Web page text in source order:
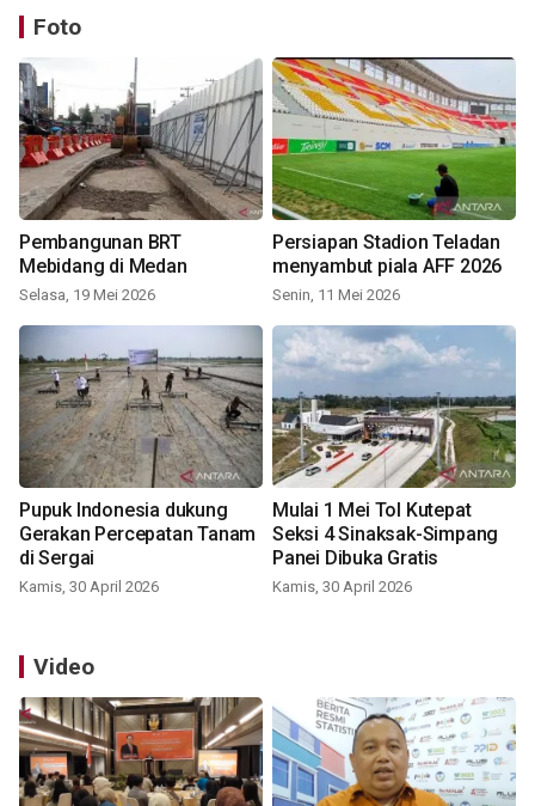
Foto
Pembangunan BRT
Mebidang di Medan
Selasa, 19 Mei 2026
Persiapan Stadion Teladan
menyambut piala AFF 2026
Senin, 11 Mei 2026
Pupuk Indonesia dukung
Gerakan Percepatan Tanam
di Sergai
Kamis, 30 April 2026
Mulai 1 Mei Tol Kutepat
Seksi 4 Sinaksak-Simpang
Panei Dibuka Gratis
Kamis, 30 April 2026
Video